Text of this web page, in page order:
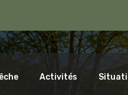
Activités